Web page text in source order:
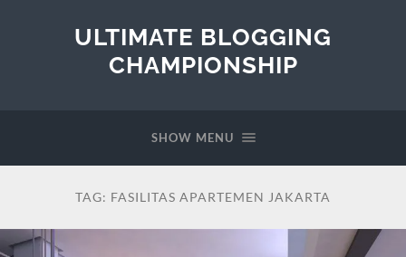
ULTIMATE BLOGGING
CHAMPIONSHIP
SHOW MENU
TAG: FASILITAS APARTEMEN JAKARTA